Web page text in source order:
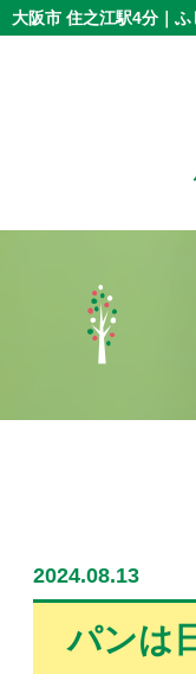
大阪市 住之江駅4分｜
2024.08.13
パンは